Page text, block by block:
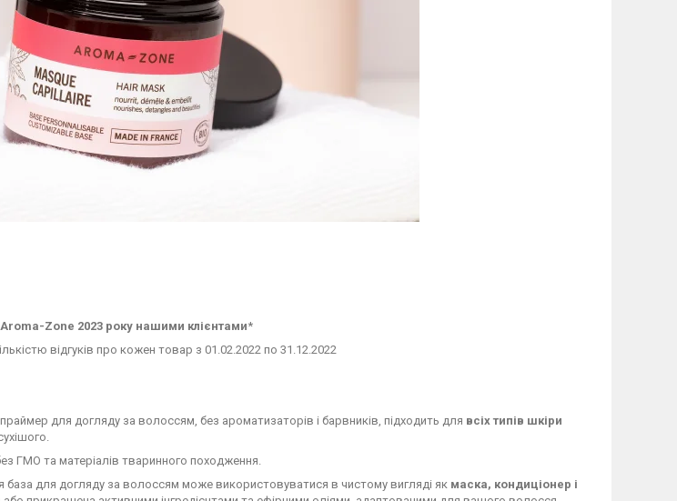
Zone 2023 року нашими клієнтами*
відгуків про кожен товар з 01.02.2022 по 31.12.2022
праймер для догляду за волоссям, без ароматизаторів і барвників, підходить для всіх типів шкіри
ГМО та матеріалів тваринного походження.
база для догляду за волоссям може використовуватися в чистому вигляді як маска, кондиціонер і